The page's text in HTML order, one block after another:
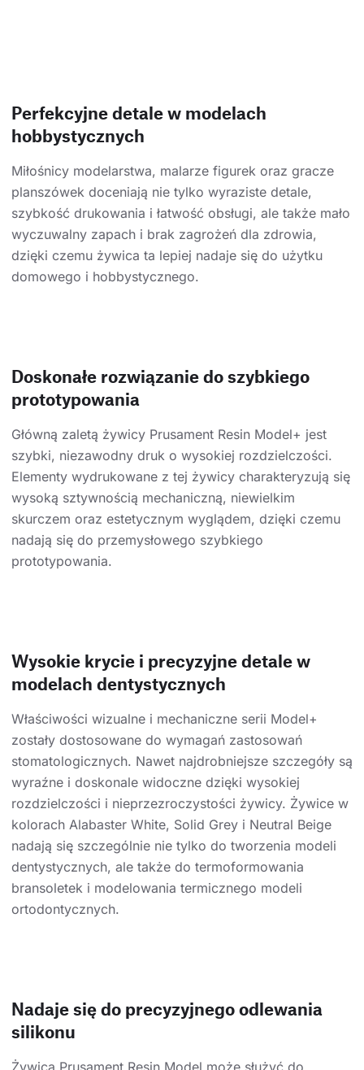
Perfekcyjne detale w modelach
hobbystycznych
Miłośnicy modelarstwa, malarze figurek oraz gracze
planszówek doceniają nie tylko wyraziste detale,
szybkość drukowania i łatwość obsługi, ale także mało
wyczuwalny zapach i brak zagrożeń dla zdrowia,
dzięki czemu żywica ta lepiej nadaje się do użytku
domowego i hobbystycznego.
Doskonałe rozwiązanie do szybkiego
prototypowania
Główną zaletą żywicy Prusament Resin Model+ jest
szybki, niezawodny druk o wysokiej rozdzielczości.
Elementy wydrukowane z tej żywicy charakteryzują się
wysoką sztywnością mechaniczną, niewielkim
skurczem oraz estetycznym wyglądem, dzięki czemu
nadają się do przemysłowego szybkiego
prototypowania.
Wysokie krycie i precyzyjne detale w
modelach dentystycznych
Właściwości wizualne i mechaniczne serii Model+
zostały dostosowane do wymagań zastosowań
stomatologicznych. Nawet najdrobniejsze szczegóły są
wyraźne i doskonale widoczne dzięki wysokiej
rozdzielczości i nieprzezroczystości żywicy. Żywice w
kolorach Alabaster White, Solid Grey i Neutral Beige
nadają się szczególnie nie tylko do tworzenia modeli
dentystycznych, ale także do termoformowania
bransoletek i modelowania termicznego modeli
ortodontycznych.
Nadaje się do precyzyjnego odlewania
silikonu